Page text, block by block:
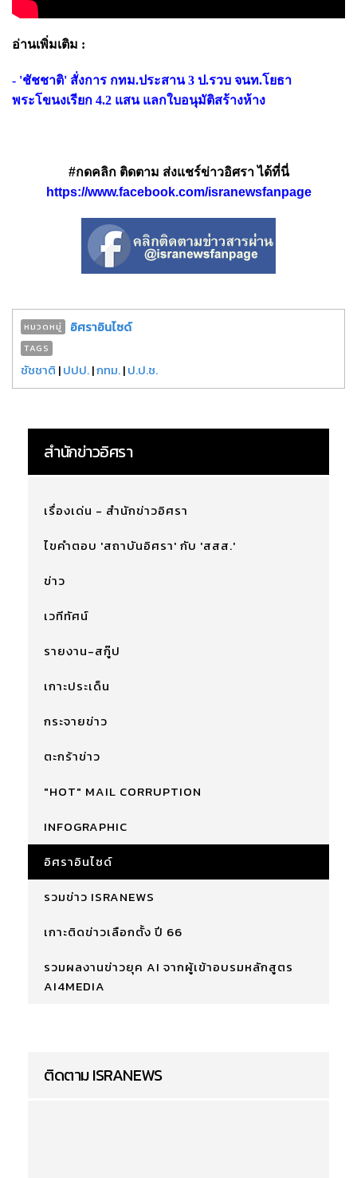
อ่านเพิ่มเติม :
- 'ชัชชาติ' สั่งการ กทม.ประสาน 3 ป.รวบ จนท.โยธา
พระโขนงเรียก 4.2 แสน แลกใบอนุมัติสร้างห้าง
#กดคลิก ติดตาม ส่งแชร์ข่าวอิศรา ได้ที่นี่
https://www.facebook.com/isranewsfanpage
หมวดหมู่ อิศราอินไซด์
TAGS
ชัชชาติ |ปปป.|กทม.|ป.ป.ช.
สำนักข่าวอิศรา
เรื่องเด่น - สำนักข่าวอิศรา
ไขคำตอบ 'สถาบันอิศรา' กับ 'สสส.'
ข่าว
เวทีทัศน์
รายงาน-สกู๊ป
เกาะประเด็น
กระจายข่าว
ตะกร้าข่าว
"HOT" MAIL CORRUPTION
INFOGRAPHIC
อิศราอินไซด์
รวมข่าว ISRANEWS
เกาะติดข่าวเลือกตั้ง ปี 66
รวมผลงานข่าวยุค AI จากผู้เข้าอบรมหลักสูตร
AI4MEDIA
ติดตาม ISRANEWS